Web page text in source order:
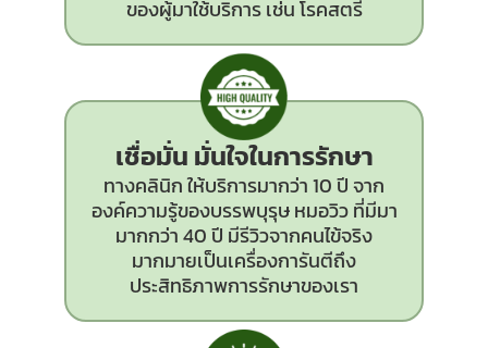
ของผู้มาใช้บริการ เช่น โรคสตรี
เชื่อมั่น มั่นใจในการรักษา
ทางคลินิก ให้บริการมากว่า 10 ปี จาก
องค์ความรู้ของบรรพบุรุษ หมอวิว ที่มีมา
มากกว่า 40 ปี มีรีวิวจากคนไข้จริง
มากมายเป็นเครื่องการันตีถึง
ประสิทธิภาพการรักษาของเรา